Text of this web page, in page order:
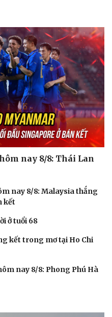
Podcast
Câu chuyện thời sự
Đọc truyện đêm khuya
Cửa sổ tình yêu
Kể chuyện cho bé
Hạt giống tâm hồn
nay 8/8: Thái Lan
nay 8/8: Malaysia thắng
kết
ở tuổi 68
kết trong mơ tại Ho Chi
nay 8/8: Phong Phú Hà